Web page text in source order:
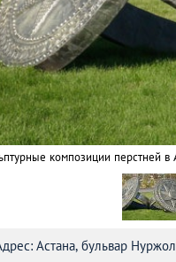
Лондон
Лос-Анджелес
Москва
Париж
Пхукет
композиции перстней в
Астана, бульвар